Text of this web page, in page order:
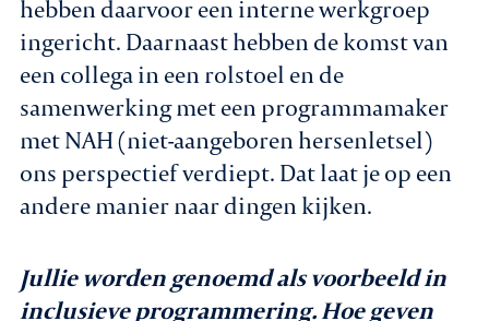
hebben daarvoor een interne werkgroep
ingericht. Daarnaast hebben de komst van
een collega in een rolstoel en de
samenwerking met een programmamaker
met NAH (niet-aangeboren hersenletsel)
ons perspectief verdiept. Dat laat je op een
andere manier naar dingen kijken.
Jullie worden genoemd als voorbeeld in
inclusieve programmering. Hoe geven